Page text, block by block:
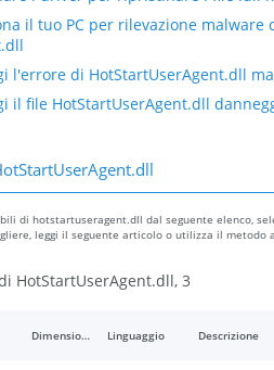
il tuo PC per rilevazione
l'errore di HotStartUserAgent.dll
il file HotStartUserAgent.dll
di hotstartuseragent.dll dal seguente elenco,
leggi il seguente articolo o utilizza il
HotStartUserAgent.dll, 3
Dimensione del file Linguaggio Descrizione